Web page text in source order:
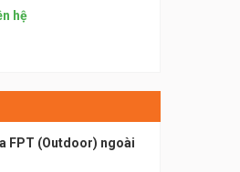
hệ
FPT (Outdoor) ngoài